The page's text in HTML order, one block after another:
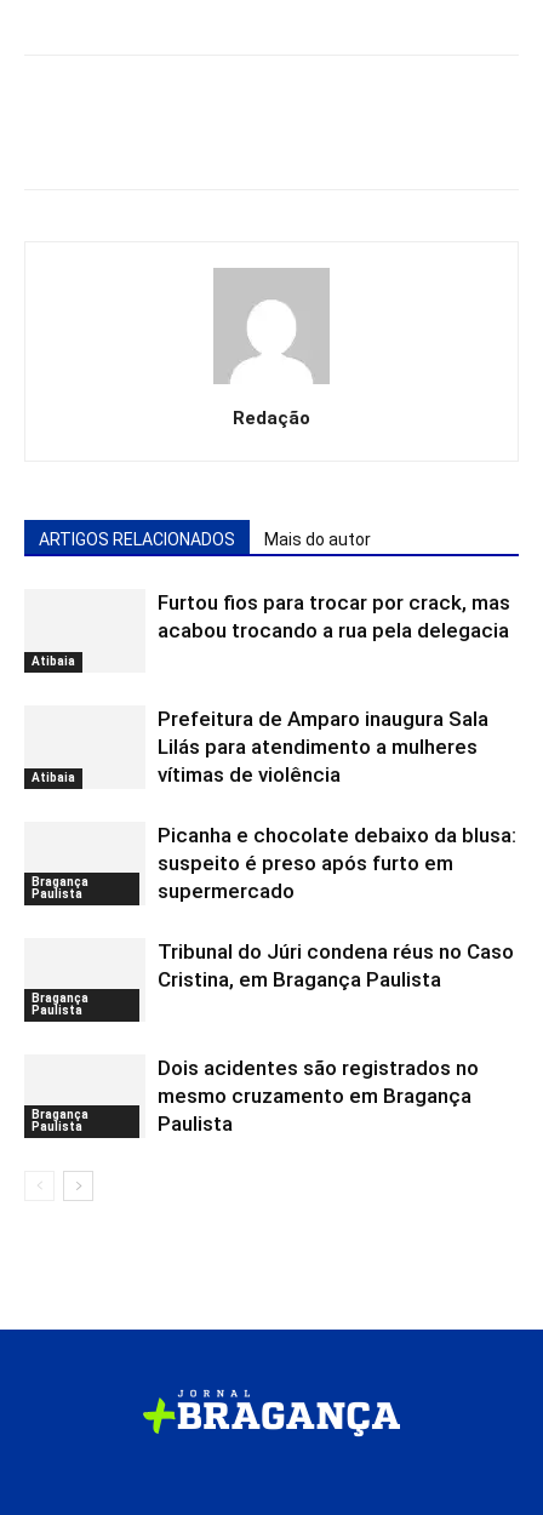
Redação
ARTIGOS RELACIONADOS Mais do autor
Atibaia
Furtou fios para trocar por crack, mas
acabou trocando a rua pela delegacia
Atibaia
Prefeitura de Amparo inaugura Sala
Lilás para atendimento a mulheres
vítimas de violência
Bragança
Paulista
Picanha e chocolate debaixo da blusa:
suspeito é preso após furto em
supermercado
Bragança
Paulista
Tribunal do Júri condena réus no Caso
Cristina, em Bragança Paulista
Bragança
Paulista
Dois acidentes são registrados no
mesmo cruzamento em Bragança
Paulista